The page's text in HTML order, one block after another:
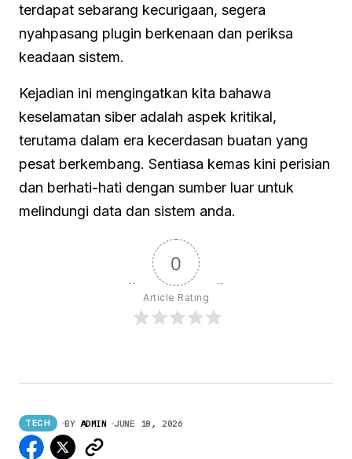
terdapat sebarang kecurigaan, segera
nyahpasang plugin berkenaan dan periksa
keadaan sistem.
Kejadian ini mengingatkan kita bahawa
keselamatan siber adalah aspek kritikal,
terutama dalam era kecerdasan buatan yang
pesat berkembang. Sentiasa kemas kini perisian
dan berhati-hati dengan sumber luar untuk
melindungi data dan sistem anda.
0
Article Rating
TECH BY ADMIN JUNE 18, 2026